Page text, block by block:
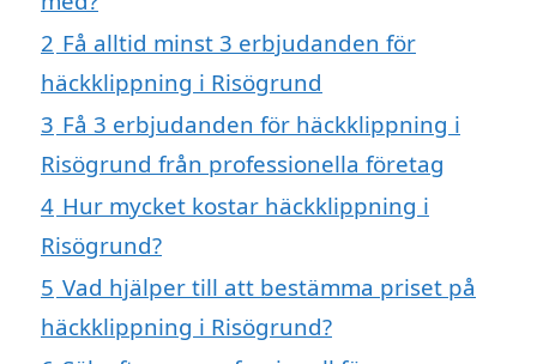
2 Få alltid minst 3 erbjudanden för
häckklippning i Risögrund
3 Få 3 erbjudanden för häckklippning i
Risögrund från professionella företag
4 Hur mycket kostar häckklippning i
Risögrund?
5 Vad hjälper till att bestämma priset på
häckklippning i Risögrund?